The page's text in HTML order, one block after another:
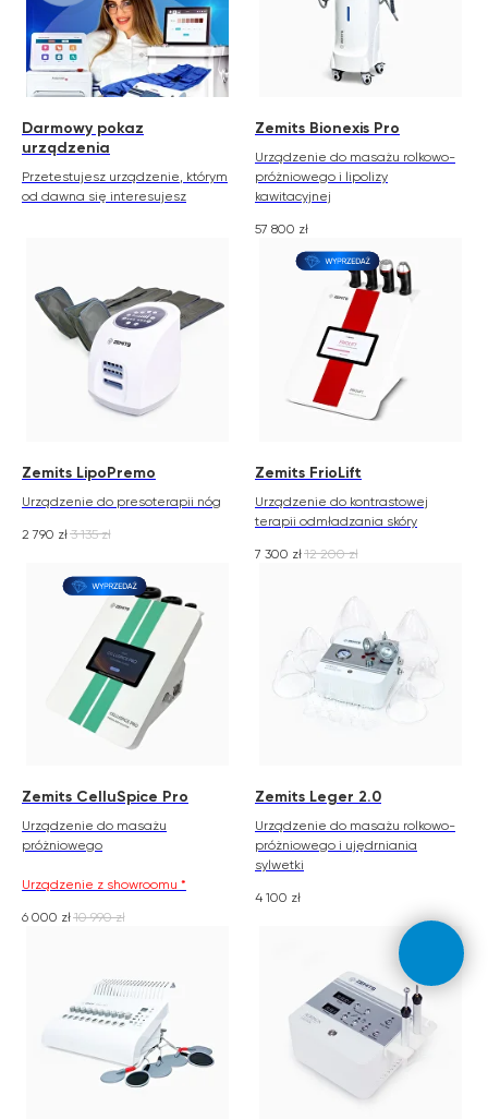
Darmowy pokaz
urządzenia
Przetestujesz urządzenie, którym
od dawna się interesujesz
Zemits Bionexis Pro
Urządzenie do masażu rolkowo-
próżniowego i lipolizy
kawitacyjnej
57 800 zł
Zemits LipoPremo
Urządzenie do presoterapii nóg
2 790 zł 3 135 zł
Zemits FrioLift
Urządzenie do kontrastowej
terapii odmładzania skóry
7 300 zł 12 200 zł
Zemits CelluSpice Pro
Urządzenie do masażu
próżniowego
Urządzenie z showroomu *
6 000 zł 10 990 zł
Zemits Leger 2.0
Urządzenie do masażu rolkowo-
próżniowego i ujędrniania
sylwetki
4 100 zł
zemits.co.uk
zemits.eu
zemits.be
zemits.es
zemits.de
Zemits
advance-esthetic.us
Marketplaces
© 2026 Zemits. Wszelkie prawa zastrzeżone
Szanowni Państwo informujemy, iż z dniem
01.04.2026 firma Newface Group Sp. z o.o. będzie
wystawiać oraz udostępniać faktury wyłącznie w
formie ustrukturyzowanej za pośrednictwem
systemu KSeF.